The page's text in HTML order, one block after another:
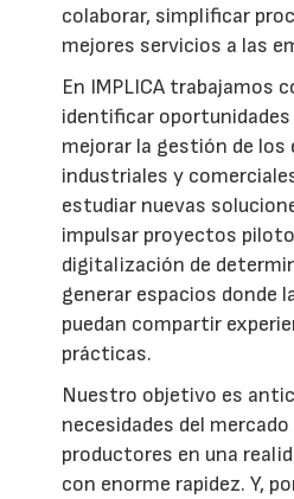
colaborar, simplificar
mejores servicios a las
En IMPLICA trabajamos
identificar
mejorar la gestión de los
industriales y
estudiar nuevas
impulsar proyectos
digitalización de
generar espacios donde
puedan compartir
prácticas.
Nuestro objetivo es
necesidades del
productores en una
con enorme rapidez. Y,